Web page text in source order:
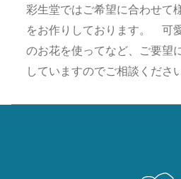
彩生堂ではご希望に合わせて
をお作りしております。 可
のお花を使ってなど、ご要望
していますのでご相談くださ